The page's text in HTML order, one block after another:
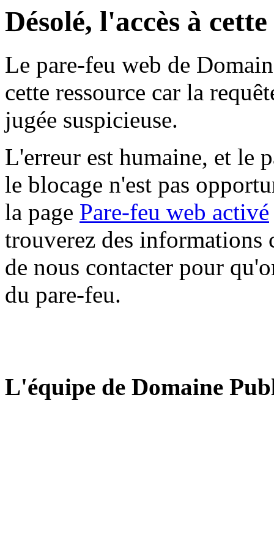
Désolé, l'accès à
Le pare-feu web de
cette ressource car la
jugée suspicieuse.
L'erreur est humaine, et le
le blocage n'est pas
la page Pare-feu web activé
trouverez des informations
de nous contacter pour
du pare-feu.
L'équipe de Domaine